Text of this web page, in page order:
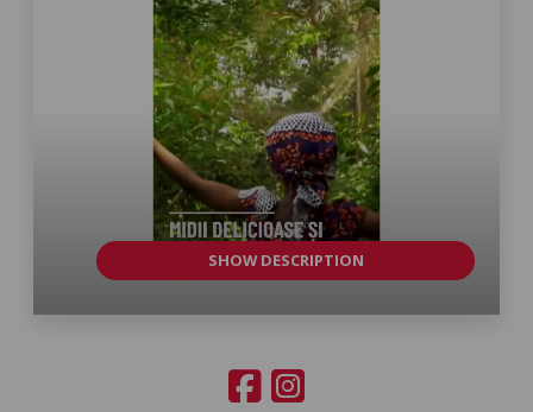
SHOW DESCRIPTION